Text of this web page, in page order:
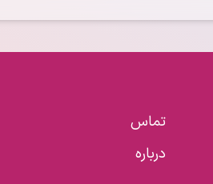
تماس
درباره